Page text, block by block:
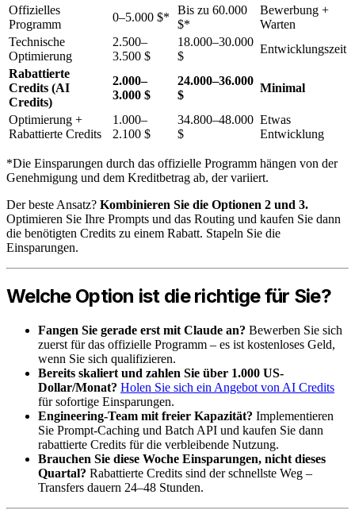
Offizielles
Programm
0–5.000 $*
Bis zu 60.000
$*
Bewerbung +
Warten
Technische
Optimierung
2.500–
3.500 $
18.000–30.000
$
Entwicklungszeit
Rabattierte
Credits (AI
Credits)
2.000–
3.000 $
24.000–36.000
$
Minimal
Optimierung +
Rabattierte Credits
1.000–
2.100 $
34.800–48.000
$
Etwas
Entwicklung
*Die Einsparungen durch das offizielle Programm hängen von der
Genehmigung und dem Kreditbetrag ab, der variiert.
Der beste Ansatz? Kombinieren Sie die Optionen 2 und 3.
Optimieren Sie Ihre Prompts und das Routing und kaufen Sie dann
die benötigten Credits zu einem Rabatt. Stapeln Sie die
Einsparungen.
Welche Option ist die richtige für Sie?
Fangen Sie gerade erst mit Claude an? Bewerben Sie sich
zuerst für das offizielle Programm – es ist kostenloses Geld,
wenn Sie sich qualifizieren.
Bereits skaliert und zahlen Sie über 1.000 US-
Dollar/Monat? Holen Sie sich ein Angebot von AI Credits
für sofortige Einsparungen.
Engineering-Team mit freier Kapazität? Implementieren
Sie Prompt-Caching und Batch API und kaufen Sie dann
rabattierte Credits für die verbleibende Nutzung.
Brauchen Sie diese Woche Einsparungen, nicht dieses
Quartal? Rabattierte Credits sind der schnellste Weg –
Transfers dauern 24–48 Stunden.